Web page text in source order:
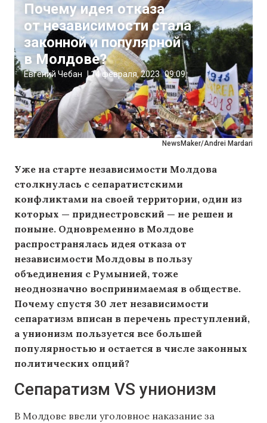
NewsMaker/Andrei Mardari
Почему идея отказа
от независимости стала
законной и популярной
в Молдове?
Евгений Чебан |14 февраля, 2023 09:09
Уже на старте независимости Молдова
столкнулась с сепаратистскими
конфликтами на своей территории, один из
которых — приднестровский — не решен и
поныне. Одновременно в Молдове
распространялась идея отказа от
независимости Молдовы в пользу
объединения с Румынией, тоже
неоднозначно воспринимаемая в обществе.
Почему спустя 30 лет независимости
сепаратизм вписан в перечень преступлений,
а унионизм пользуется все большей
популярностью и остается в числе законных
политических опций?
Сепаратизм VS унионизм
В Молдове ввели уголовное наказание за